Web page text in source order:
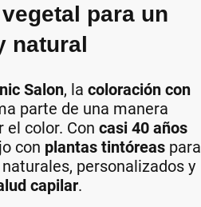
para un
natural
Salon, la coloración con
parte de una manera
el color. Con casi 40 años
con plantas tintóreas para
personalizados y
capilar.